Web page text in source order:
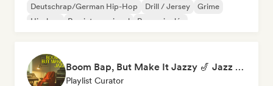
Deutschrap/German Hip-Hop
Drill / Jersey
Grime
Hip-hop
Rap internacional Rap en inglés
Boom Bap, But Make It Jazzy 🎷 Jazz Rap, Underground & Conscious Hip-Hop
Playlist Curator